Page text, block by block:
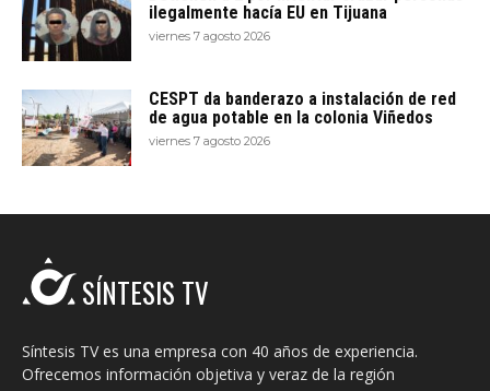
ilegalmente hacía EU en Tijuana
viernes 7 agosto 2026
CESPT da banderazo a instalación de red
de agua potable en la colonia Viñedos
viernes 7 agosto 2026
SÍNTESIS TV
Síntesis TV es una empresa con 40 años de experiencia.
Ofrecemos información objetiva y veraz de la región